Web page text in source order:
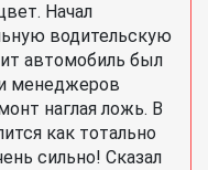
Начал
водительскую
автомобиль был
менеджеров
наглая ложь. В
как тотально
сильно! Сказал